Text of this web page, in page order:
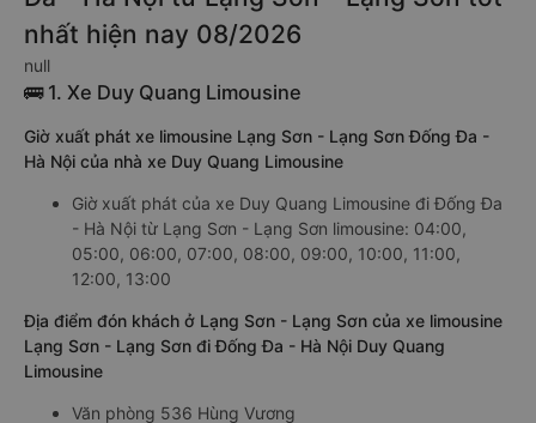
nhất hiện nay 08/2026
null
🚌 1. Xe Duy Quang Limousine
Giờ xuất phát xe limousine Lạng Sơn - Lạng Sơn Đống Đa -
Hà Nội của nhà xe Duy Quang Limousine
Giờ xuất phát của xe Duy Quang Limousine đi Đống Đa
- Hà Nội từ Lạng Sơn - Lạng Sơn limousine: 04:00,
05:00, 06:00, 07:00, 08:00, 09:00, 10:00, 11:00,
12:00, 13:00
Địa điểm đón khách ở Lạng Sơn - Lạng Sơn của xe limousine
Lạng Sơn - Lạng Sơn đi Đống Đa - Hà Nội Duy Quang
Limousine
Văn phòng 536 Hùng Vương